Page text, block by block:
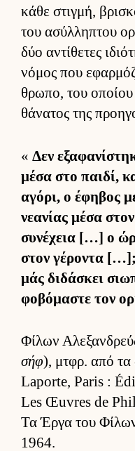
κάθε στιγ­μή,
του ασύλ­ληπτου
δύο αντίθετες
νόμος που
θρωπο, του οποίου
θάνατος της
« Δεν
μέσα στο παι­δί,
αγόρι, ο έφηβος
νεανίας μέσα
συνέχεια […] ο
στον γέροντα
μάς διδάσκει
φοβόμαστε τον
Φίλων
σήφ), μτ­φρ. από τα
Laporte, Paris :
Les Œuvres de
Τα Έργα του
1964.